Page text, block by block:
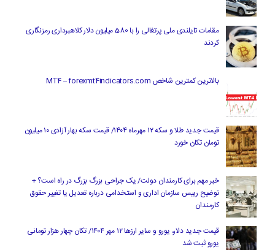
مقامات تایلندی ملی پرتغالی را با 580 میلیون دلار کلاهبرداری رمزنگاری
کردند
بالاترین کمترین شاخص MT4 – forexmt4indicators.com
قیمت جدید طلا و سکه ۱۲ مهرماه ۱۴۰۴/ قیمت سکه بهار آزادی ۱۰ میلیون
تومان تکان خورد
خبر مهم برای کارمندان دولت/ یک جراحی بزرگ بزرگ در راه است؟ +
توضیح رییس سازمان اداری و استخدامی درباره تعدیل یا تغییر حقوق
کارمندان
قیمت جدید دلار، یورو و سایر ارزها ۱۲ مهر ۱۴۰۴/ تکان چهار هزار تومانی
یورو ثبت شد